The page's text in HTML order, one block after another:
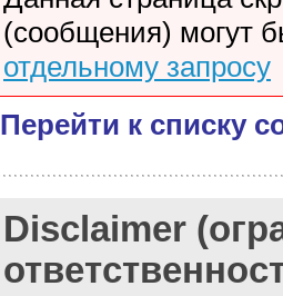
(сообщения) могут
отдельному запросу
Перейти к списку
Disclaimer